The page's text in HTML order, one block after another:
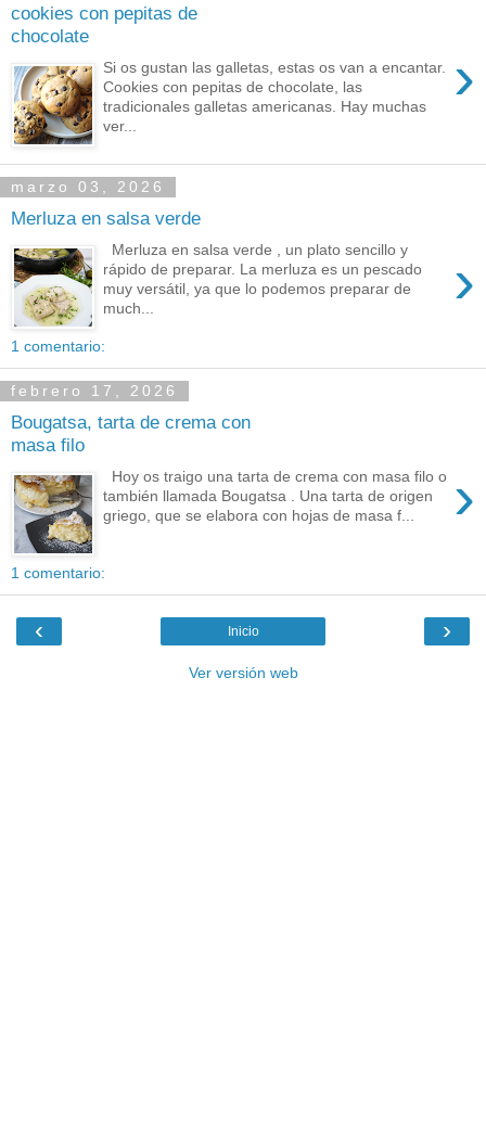
cookies con pepitas de
chocolate
›
Si os gustan las galletas, estas os van a encantar.
Cookies con pepitas de chocolate, las
tradicionales galletas americanas. Hay muchas
ver...
marzo 03, 2026
Merluza en salsa verde
›
Merluza en salsa verde , un plato sencillo y
rápido de preparar. La merluza es un pescado
muy versátil, ya que lo podemos preparar de
much...
1 comentario:
febrero 17, 2026
Bougatsa, tarta de crema con
masa filo
›
Hoy os traigo una tarta de crema con masa filo o
también llamada Bougatsa . Una tarta de origen
griego, que se elabora con hojas de masa f...
1 comentario:
‹ ›
Inicio
Ver versión web